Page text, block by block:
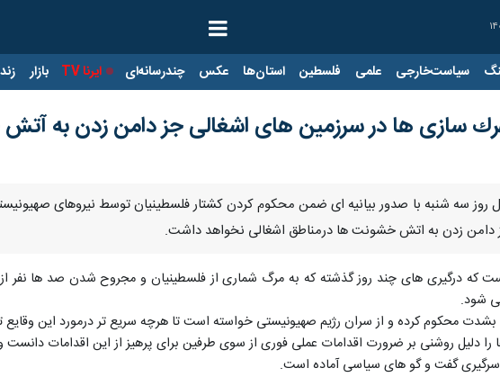
سیاست‌خارجی علمی فلسطین استان‌ها عکس چندرسانه‌ای ایرنا TV بازار زندگی
سازی ها در سرزمین های اشغالی جز دامن زدن به
روز سه شنبه با صدور بیانیه ای ضمن محكوم كردن كشتار فلسطینیان توسط نیروهای
زدن به اتش خشونت ها درمناطق اشغالی نخواهد داشت.
كه درگیری های چند روز گذشته كه به مرگ شماری از فلسطینیان و مجروح شدن صد ها نفر از
شود.
بشدت محكوم كرده و از سران رژیم صهیونیستی خواسته است تا هرچه سریع تر درمورد این
روشنی بر ضرورت اقدامات عملی فوری از سوی طرفین برای پرهیز از این اقدامات دانست و
سرگیری گفت و گو های سیاسی آماده است.